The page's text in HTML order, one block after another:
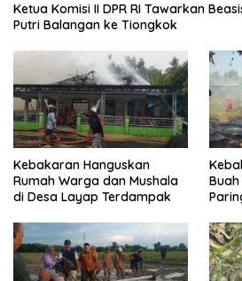
Ketua Komisi II DPR RI Tawarkan
Putri Balangan ke Tiongkok
Kebakaran Hanguskan
Rumah Warga dan Mushala
di Desa Layap Terdampak